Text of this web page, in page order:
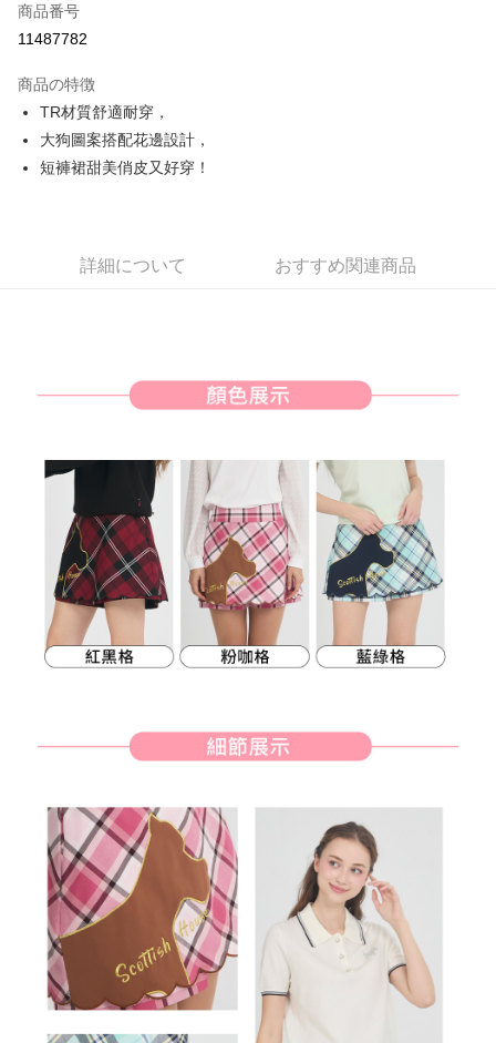
Apple Pay
Easy Wallet
AFTEE代金後払い
説明
3.注文するときのお支払いは不要です。商品はご指定の住所に配送されま
グでお支払いください。
まで延長できます。
お支払期限は、ショップが請求した期日と、AFTEEで延長できる日数をも
とに計算されます。AFTEEで注文すると、商品を受け取るまで支払い期限
を延長できますが、商品を期限内に受け取れない場合があります（例：予
約商品や商品到着日が比較的遅い商品）。そのため、商品到着の有無に関
わらず、AFTEEで指定された期限内にお支払いください。
二、支払い限度額
1.初回 AFTEEを ご利用の際に、認証結果及び当社の審査の結果に基づ
き、限度額が設定されます。
三、利用規約「AFTEE代金後払い」（以下当サービスという）はネットプ
ロテクションズ（以下 AFTEE という）が提供し、AFTEEが代金を徴収し
の氏名、電話番号、受取人の氏名、電話番号、受取人住所を含むがこれに
限らない）は、AFTEEに渡され当サービスで必要な範囲内で利用されま
す。AFTEEの個人情報の収集、処理、利用について、詳細はAFTEE公式ホ
ームページの『個人情報の収集、処理及び利用に関する声明』をご参照く
ださい（
https://aftee.tw/privacypolicy/
AFTEEの初回ご利用の際に、審査を通過すれば、最高額がNT$10,000にな
ります。支払い期限を過ぎた場合、その金額に基づいて年利20%の遅延滞
納金が加算されます。未成年の利用者は、事前に法定代理人または後見人
の同意を得ればAFTEEをご利用いただけます。
個人情報の処理、利用について疑問がある、または関連する法律の権利を
送料無料
送料無料
付款後萊爾富取貨
送料無料
7-11取貨付款
送料無料
付款後7-11取貨
送料無料
送料無料
商品番号
11487782
商品の特徴
TR材質舒適耐穿，
大狗圖案搭配花邊設計，
短褲裙甜美俏皮又好穿！
詳細について おすすめ関連商品